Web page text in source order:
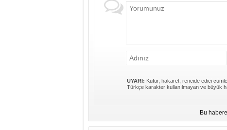
UYARI: Küfür, hakaret, rencide edici
Türkçe karakter kullanılmayan ve büyük
Bu